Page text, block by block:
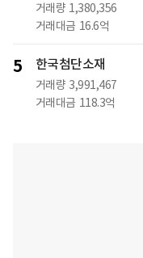
거래량 1,380,356
거래대금 16.6억
5 한국첨단소재
거래량 3,991,467
거래대금 118.3억